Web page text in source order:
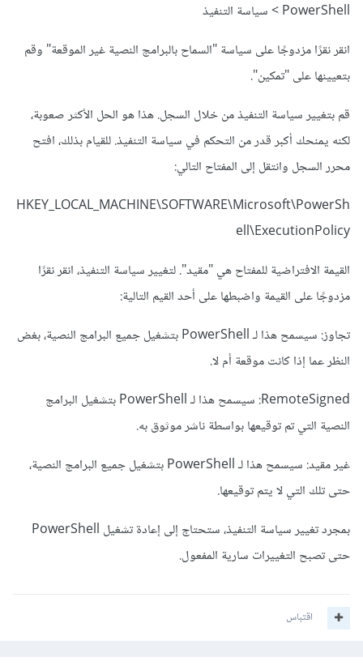
PowerShell > سياسة التنفيذ
انقر نقرًا مزدوجًا على سياسة "السماح بالبرامج النصية غير الموقعة" وقم
بتعيينها على "تمكين".
قم بتغيير سياسة التنفيذ من خلال السجل. هذا هو الحل الأكثر صعوبة،
لكنه يمنحك أكبر قدر من التحكم في سياسة التنفيذ. للقيام بذلك، افتح
محرر السجل وانتقل إلى المفتاح التالي:
HKEY_LOCAL_MACHINE\SOFTWARE\Microsoft\PowerSh
ell\ExecutionPolicy
القيمة الافتراضية للمفتاح هي "مقيد". لتغيير سياسة التنفيذ، انقر نقرًا
مزدوجًا على القيمة واضبطها على أحد القيم التالية:
تجاوز: سيسمح هذا لـ PowerShell بتشغيل جميع البرامج النصية، بغض
النظر عما إذا كانت موقعة أم لا.
RemoteSigned: سيسمح هذا لـ PowerShell بتشغيل البرامج
النصية التي تم توقيعها بواسطة ناشر موثوق به.
غير مقيد: سيسمح هذا لـ PowerShell بتشغيل جميع البرامج النصية،
حتى تلك التي لا يتم توقيعها.
بمجرد تغيير سياسة التنفيذ، ستحتاج إلى إعادة تشغيل PowerShell
حتى تصبح التغييرات سارية المفعول.
اقتباس